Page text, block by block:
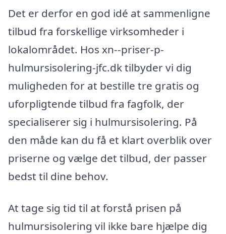
Det er derfor en god idé at sammenligne
tilbud fra forskellige virksomheder i
lokalområdet. Hos xn--priser-p-
hulmursisolering-jfc.dk tilbyder vi dig
muligheden for at bestille tre gratis og
uforpligtende tilbud fra fagfolk, der
specialiserer sig i hulmursisolering. På
den måde kan du få et klart overblik over
priserne og vælge det tilbud, der passer
bedst til dine behov.
At tage sig tid til at forstå prisen på
hulmursisolering vil ikke bare hjælpe dig